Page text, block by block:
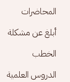
المحاضرات
أبلغ عن مشكلة
الخطب
الدروس العلمية